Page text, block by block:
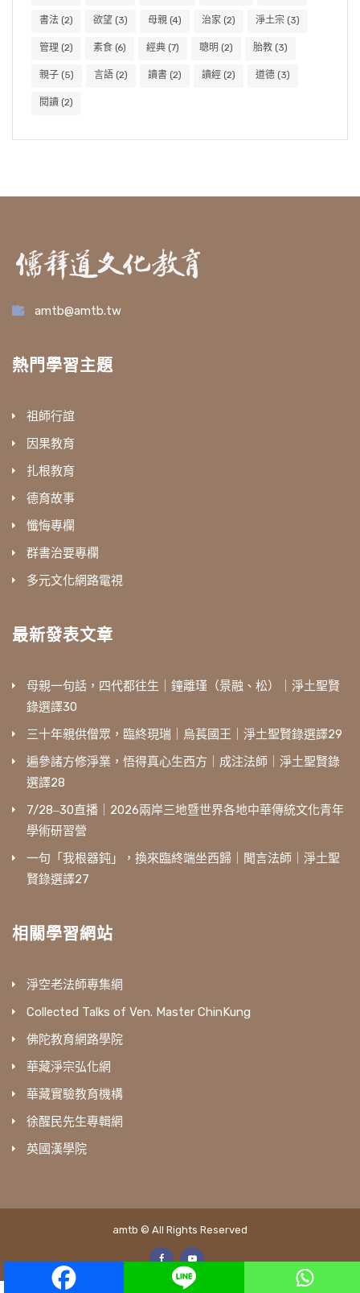
書法 (2) 欲望 (3) 母親 (4) 治家 (2) 淨土宗 (3)
管理 (2) 素食 (6) 經典 (7) 聰明 (2) 胎教 (3)
親子 (5) 言語 (2) 讀書 (2) 讀經 (2) 道德 (3)
閱讀 (2)
amtb@amtb.tw
熱門學習主題
祖師行誼
因果教育
扎根教育
德育故事
懺悔專欄
群書治要專欄
多元文化網路電視
最新發表文章
母親一句話，四代都往生｜鐘離瑾（景融、松）｜淨土聖賢
錄選譯30
三十年親供僧眾，臨終現瑞｜烏萇國王｜淨土聖賢錄選譯29
遍參諸方修淨業，悟得真心生西方｜成注法師｜淨土聖賢錄
選譯28
7/28‒30直播｜2026兩岸三地暨世界各地中華傳統文化青年
學術研習營
一句「我根器鈍」，換來臨終端坐西歸｜聞言法師｜淨土聖
賢錄選譯27
相關學習網站
淨空老法師專集網
Collected Talks of Ven. Master ChinKung
佛陀教育網路學院
華藏淨宗弘化網
華藏實驗教育機構
徐醒民先生專輯網
英國漢學院
amtb © All Rights Reserved